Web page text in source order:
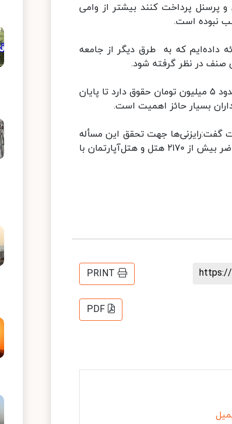
پرسنل پرداخت کنند بیشتر از وامی
نبوده است.
داده‌ایم که به طرق دیگر از جامعه
رئیس جامعه هتل‌داران ایران گفت: همچنین از آنجایی که هر کارمند هتل میانگین حدود ۵ میلیون تومان حقوق دارد تا پایان
بسیار حائز اهمیت است.
سهم کارفرما در بیمه کارمندان هتل‌ها حدود ۲۳ درصد است گفت:‌رایزنی‌ها جهت تحقق این مسأله
با دولت آغاز شده ولی متأسفانه تا کنون هیچ نتیجه‌ای حاصل نشده است و در حال حاضر بیش از ۲۱۷۰ هتل و هتل‌آپارتمان با
https://
PRINT
PDF